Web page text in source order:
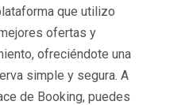
que utilizo
ofertas y
ofreciéndote una
simple y segura. A
de Booking, puedes